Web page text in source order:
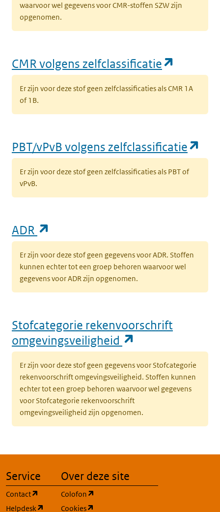
waarvoor wel gegevens voor CMR-stoffen SZW zijn
opgenomen.
CMR volgens zelfclassificatie
Er zijn voor deze stof geen zelfclassificaties als CMR 1A
of 1B.
PBT/vPvB volgens zelfclassificatie
Er zijn voor deze stof geen zelfclassificaties als PBT of
vPvB.
ADR
Er zijn voor deze stof geen gegevens voor ADR. Stoffen
kunnen echter tot een groep behoren waarvoor wel
gegevens voor ADR zijn opgenomen.
Stofcategorie rekenvoorschrift
omgevingsveiligheid
Er zijn voor deze stof geen gegevens voor Stofcategorie
rekenvoorschrift omgevingsveiligheid. Stoffen kunnen
echter tot een groep behoren waarvoor wel gegevens
voor Stofcategorie rekenvoorschrift
omgevingsveiligheid zijn opgenomen.
Service
Contact
(opent in een nieuw tabblad)
Helpdesk
(opent in een nieuw tabblad)
Over deze site
Colofon
Cookies